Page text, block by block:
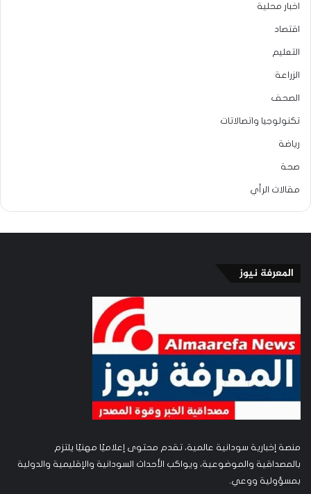
اخبار محلية
اقتصاد
التعليم
الزراعة
الصحف
تكنولوجيا واتصالاتات
رياضة
صحة
مقالات الرأي
المعرفة نيوز
منصة إخبارية سودانية عالمية، تقدم محتوى إعلاميًا مهنيًا يلتزم
بالمصداقية والموضوعية، ويواكب الأحداث السودانية والإقليمية والدولية
بمسؤولية ووعي.